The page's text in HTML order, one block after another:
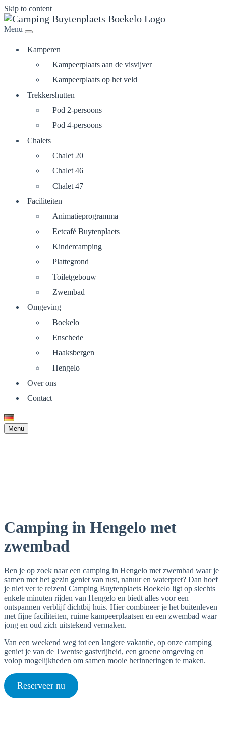
Skip to content
Menu
Kamperen
Kampeerplaats aan de visvijver
Kampeerplaats op het veld
Trekkershutten
Pod 2-persoons
Pod 4-persoons
Chalets
Chalet 20
Chalet 46
Chalet 47
Faciliteiten
Animatieprogramma
Eetcafé Buytenplaets
Kindercamping
Plattegrond
Toiletgebouw
Zwembad
Omgeving
Boekelo
Enschede
Haaksbergen
Hengelo
Over ons
Contact
Menu
Camping in Hengelo met
zwembad
Ben je op zoek naar een camping in Hengelo met zwembad waar je
samen met het gezin geniet van rust, natuur en waterpret? Dan hoef
je niet ver te reizen! Camping Buytenplaets Boekelo ligt op slechts
enkele minuten rijden van Hengelo en biedt alles voor een
ontspannen verblijf dichtbij huis. Hier combineer je het buitenleven
met fijne faciliteiten, ruime kampeerplaatsen en een zwembad waar
jong en oud zich uitstekend vermaken.
Van een weekend weg tot een langere vakantie, op onze camping
geniet je van de Twentse gastvrijheid, een groene omgeving en
volop mogelijkheden om samen mooie herinneringen te maken.
Reserveer nu